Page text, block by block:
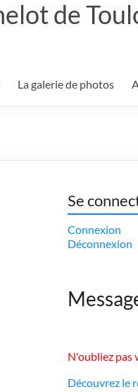
de
La galerie de photos
Se
Connexion
Déconnexion
N'oubliez pas
Découvrez le